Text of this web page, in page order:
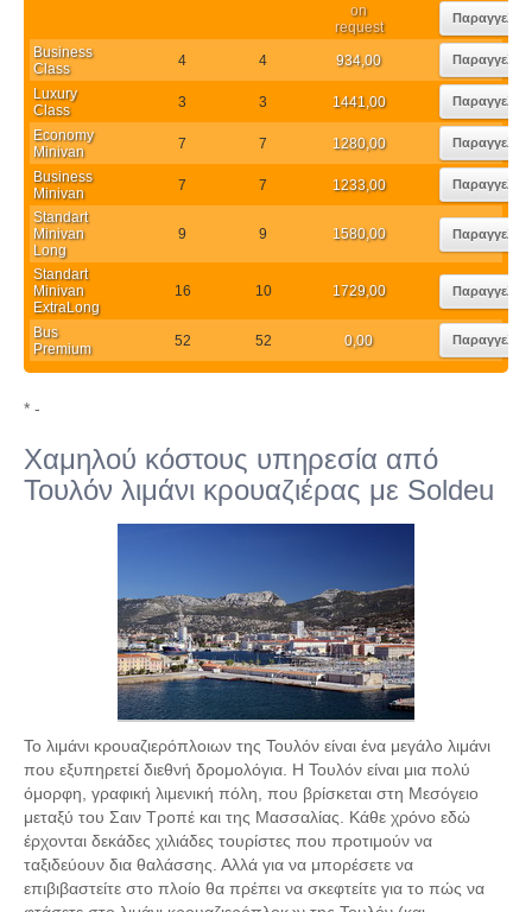
on
request
Παραγγελία
Business
Class
4 4 934,00 Παραγγελία
Luxury
Class
3 3 1441,00 Παραγγελία
Economy
Minivan
7 7 1280,00 Παραγγελία
Business
Minivan
7 7 1233,00 Παραγγελία
Standart
Minivan
Long
9 9 1580,00 Παραγγελία
Standart
Minivan
ExtraLong
16 10 1729,00 Παραγγελία
Bus
Premium
52 52 0,00 Παραγγελία
* -
Χαμηλού κόστους υπηρεσία από
Τουλόν λιμάνι κρουαζιέρας με Soldeu
Το λιμάνι κρουαζιερόπλοιων της Τουλόν είναι ένα μεγάλο λιμάνι
που εξυπηρετεί διεθνή δρομολόγια. Η Τουλόν είναι μια πολύ
όμορφη, γραφική λιμενική πόλη, που βρίσκεται στη Μεσόγειο
μεταξύ του Σαιν Τροπέ και της Μασσαλίας. Κάθε χρόνο εδώ
έρχονται δεκάδες χιλιάδες τουρίστες που προτιμούν να
ταξιδεύουν δια θαλάσσης. Αλλά για να μπορέσετε να
επιβιβαστείτε στο πλοίο θα πρέπει να σκεφτείτε για το πώς να